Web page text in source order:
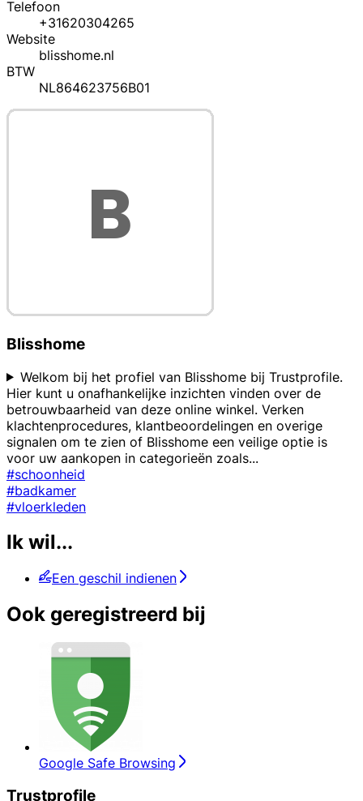
Telefoon
+31620304265
Website
blisshome.nl
BTW
NL864623756B01
Blisshome
Welkom bij het profiel van Blisshome bij Trustprofile.
Hier kunt u onafhankelijke inzichten vinden over de
betrouwbaarheid van deze online winkel. Verken
klachtenprocedures, klantbeoordelingen en overige
signalen om te zien of Blisshome een veilige optie is
voor uw aankopen in categorieën zoals...
#schoonheid
#badkamer
#vloerkleden
Ik wil...
Een geschil indienen
Ook geregistreerd bij
Google Safe Browsing
Trustprofile